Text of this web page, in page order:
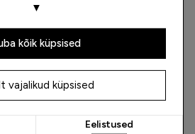
kasutate, ka oma sotsiaalmeedia, reklaami- ja
mida nad on kogunud teiepoolse teenuste
kasutamise käigus.
▼
kõik küpsised
vajalikud küpsised
Eelistused